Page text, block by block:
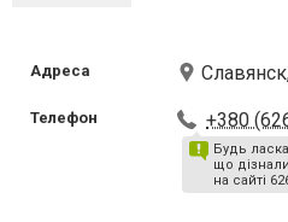
Адреса
Телефон +380
Будь
що
на сайті